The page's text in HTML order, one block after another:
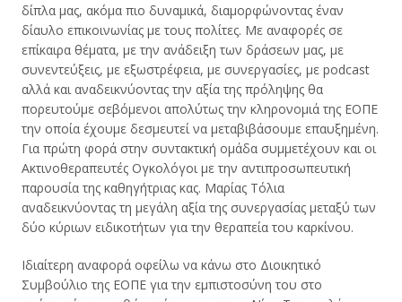
δίπλα μας, ακόμα πιο δυναμικά, διαμορφώνοντας έναν
δίαυλο επικοινωνίας με τους πολίτες. Με αναφορές σε
επίκαιρα θέματα, με την ανάδειξη των δράσεων μας, με
συνεντεύξεις, με εξωστρέφεια, με συνεργασίες, με podcast
αλλά και αναδεικνύοντας την αξία της πρόληψης θα
πορευτούμε σεβόμενοι απολύτως την κληρονομιά της ΕΟΠΕ
την οποία έχουμε δεσμευτεί να μεταβιβάσουμε επαυξημένη.
Για πρώτη φορά στην συντακτική ομάδα συμμετέχουν και οι
Ακτινοθεραπευτές Ογκολόγοι με την αντιπροσωπευτική
παρουσία της καθηγήτριας κας. Μαρίας Τόλια
αναδεικνύοντας τη μεγάλη αξία της συνεργασίας μεταξύ των
δύο κύριων ειδικοτήτων για την θεραπεία του καρκίνου.
Ιδιαίτερη αναφορά οφείλω να κάνω στο Διοικητικό
Συμβούλιο της ΕΟΠΕ για την εμπιστοσύνη του στο